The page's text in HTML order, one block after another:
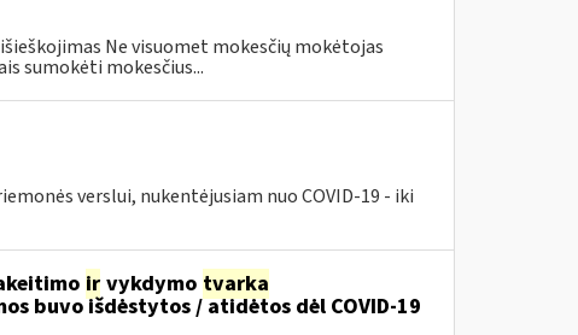
Ne visuomet mokesčių mokėtojas
sumokėti mokesčius...
verslui, nukentėjusiam nuo COVID-19 - iki
irvykdymo tvarka
buvo išdėstytos / atidėtos dėl COVID-19